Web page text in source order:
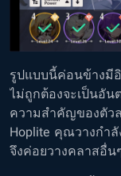
รูปแบบนี้ค่อนข้างมี
ไม่ถูกต้องจะเป็นอั
ความสำคัญของตัว
Hoplite คุณวางกำ
จึงค่อยวางคลาสอื่น